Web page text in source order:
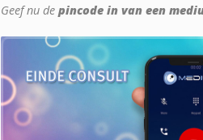
Geef nu de pincode in van een